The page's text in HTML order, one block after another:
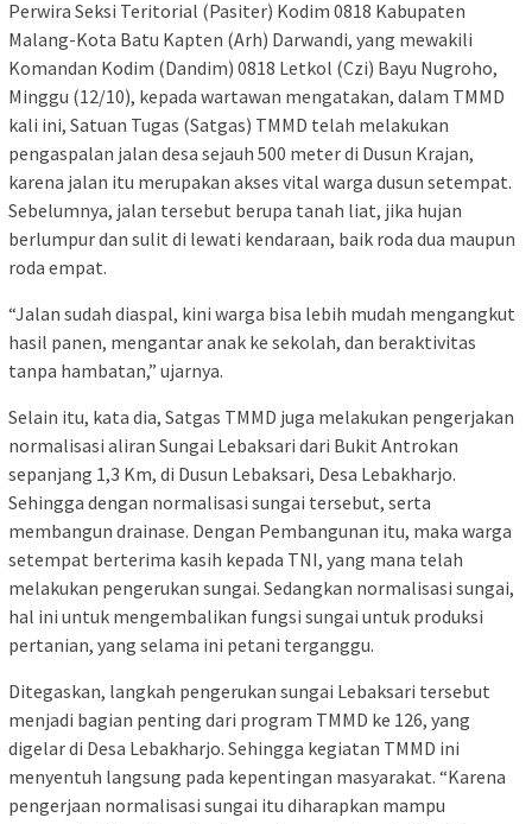
Perwira Seksi Teritorial (Pasiter) Kodim 0818 Kabupaten
Malang-Kota Batu Kapten (Arh) Darwandi, yang mewakili
Komandan Kodim (Dandim) 0818 Letkol (Czi) Bayu Nugroho,
Minggu (12/10), kepada wartawan mengatakan, dalam TMMD
kali ini, Satuan Tugas (Satgas) TMMD telah melakukan
pengaspalan jalan desa sejauh 500 meter di Dusun Krajan,
karena jalan itu merupakan akses vital warga dusun setempat.
Sebelumnya, jalan tersebut berupa tanah liat, jika hujan
berlumpur dan sulit di lewati kendaraan, baik roda dua maupun
roda empat.
“Jalan sudah diaspal, kini warga bisa lebih mudah mengangkut
hasil panen, mengantar anak ke sekolah, dan beraktivitas
tanpa hambatan,” ujarnya.
Selain itu, kata dia, Satgas TMMD juga melakukan pengerjakan
normalisasi aliran Sungai Lebaksari dari Bukit Antrokan
sepanjang 1,3 Km, di Dusun Lebaksari, Desa Lebakharjo.
Sehingga dengan normalisasi sungai tersebut, serta
membangun drainase. Dengan Pembangunan itu, maka warga
setempat berterima kasih kepada TNI, yang mana telah
melakukan pengerukan sungai. Sedangkan normalisasi sungai,
hal ini untuk mengembalikan fungsi sungai untuk produksi
pertanian, yang selama ini petani terganggu.
‎Ditegaskan, langkah pengerukan sungai Lebaksari tersebut
menjadi bagian penting dari program TMMD ke 126, yang
digelar di Desa Lebakharjo. Sehingga kegiatan TMMD ini
menyentuh langsung pada kepentingan masyarakat. “Karena
pengerjaan normalisasi sungai itu diharapkan mampu